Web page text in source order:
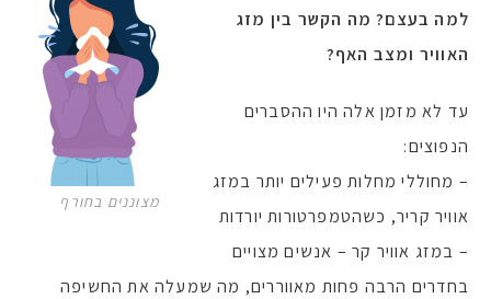
מצוננים בחורף
למה בעצם? מה הקשר בין מזג
האוויר ומצב האף?
עד לא מזמן אלה היו ההסברים
הנפוצים:
– מחוללי מחלות פעילים יותר במזג
אוויר קריר, כשהטמפרטורות יורדות
– במזג אוויר קר – אנשים מצויים
בחדרים הרבה פחות מאווררים, מה שמעלה את החשיפה